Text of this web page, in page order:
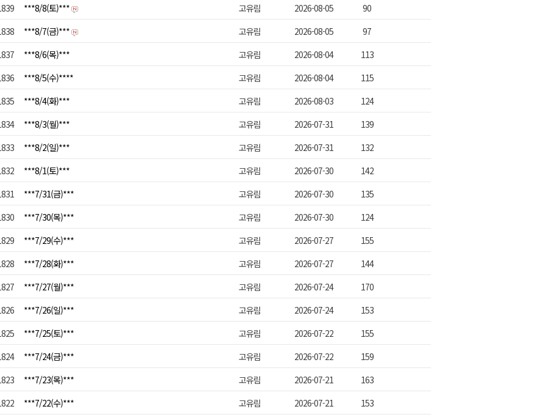
***8/8(토)*** 고유림 2026-08-05
90
***8/7(금)*** 고유림 2026-08-05
97
***8/6(목)*** 고유림 2026-08-04
113
***8/5(수)**** 고유림 2026-08-04
115
***8/4(화)*** 고유림 2026-08-03
124
***8/3(월)*** 고유림 2026-07-31
139
***8/2(일)*** 고유림 2026-07-31
132
***8/1(토)*** 고유림 2026-07-30
142
***7/31(금)*** 고유림 2026-07-30
135
***7/30(목)*** 고유림 2026-07-30
124
***7/29(수)*** 고유림 2026-07-27
155
***7/28(화)*** 고유림 2026-07-27
144
***7/27(월)*** 고유림 2026-07-24
170
***7/26(일)*** 고유림 2026-07-24
153
***7/25(토)*** 고유림 2026-07-22
155
***7/24(금)*** 고유림 2026-07-22
159
***7/23(목)*** 고유림 2026-07-21
163
***7/22(수)*** 고유림 2026-07-21 153